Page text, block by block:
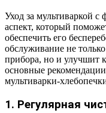
Уход за мультиваркой
аспект, который
обеспечить его
обслуживание не
прибора, но и улучшит
основные
мультиварки-
1. Регулярная